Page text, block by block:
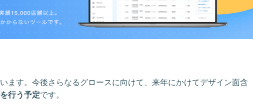
ます。今後さらなるグロースに向けて、来年にかけてデザイン面含
行う予定です。